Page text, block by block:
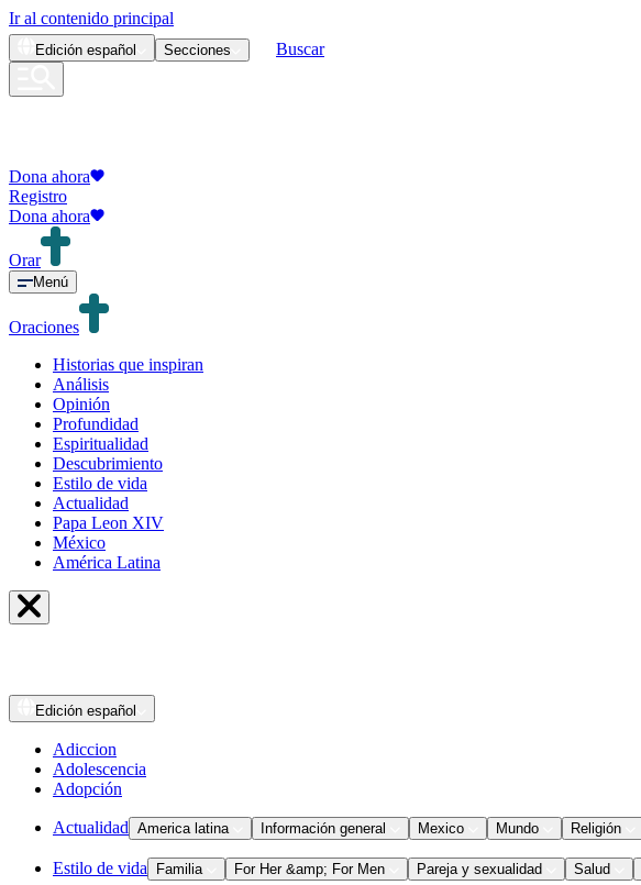
Ir al contenido principal
Edición español Secciones Buscar
Dona ahora
Registro
Dona ahora
Orar
Menú
Oraciones
Historias que inspiran
Análisis
Opinión
Profundidad
Espiritualidad
Descubrimiento
Estilo de vida
Actualidad
Papa Leon XIV
México
América Latina
Edición español
Adiccion
Adolescencia
Adopción
Actualidad America latina Información general Mexico Mundo Religión
Estilo de vida Familia For Her &amp; For Men Pareja y sexualidad Salud